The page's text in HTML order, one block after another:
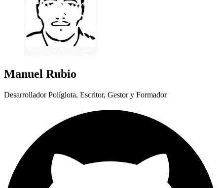
Manuel Rubio
Desarrollador Políglota, Escritor, Gestor y Formador